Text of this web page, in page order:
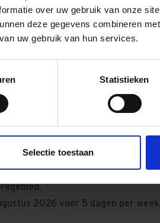
over uw gebruik van onze
deze gegevens combineren
uw gebruik van hun services.
Statistieken
Selectie toestaan
wat we doen.
waar vakmanschap, samenwerking
bouw(kunde)
in de
2026 voor 5 dagen per